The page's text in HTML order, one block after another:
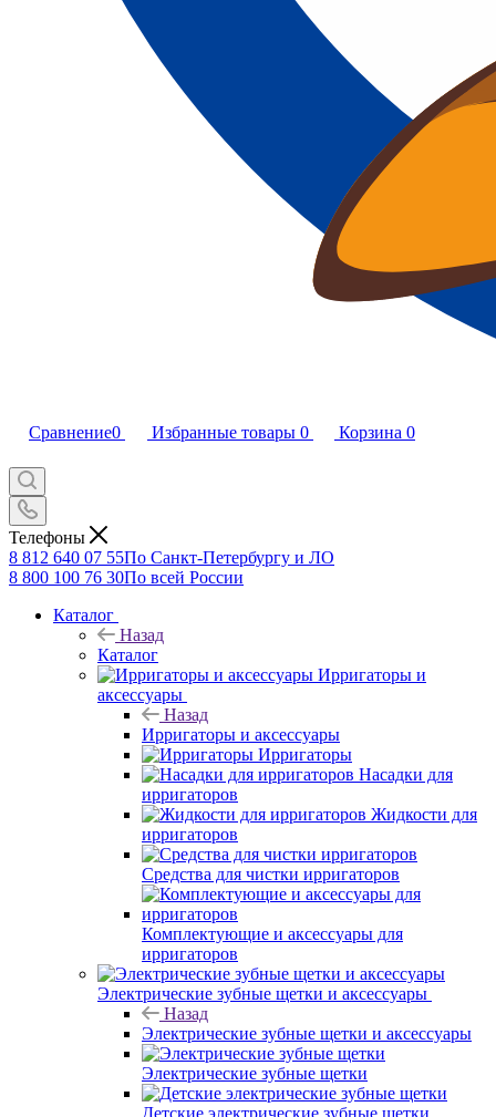
Сравнение0 Избранные товары 0 Корзина 0
Телефоны
8 812 640 07 55По Санкт-Петербургу и ЛО
8 800 100 76 30По всей России
Каталог
Назад
Каталог
Ирригаторы и
аксессуары
Назад
Ирригаторы и аксессуары
Ирригаторы
Насадки для
ирригаторов
Жидкости для
ирригаторов
Средства для чистки ирригаторов
Комплектующие и аксессуары для
ирригаторов
Электрические зубные щетки и аксессуары
Назад
Электрические зубные щетки и аксессуары
Электрические зубные щетки
Детские электрические зубные щетки